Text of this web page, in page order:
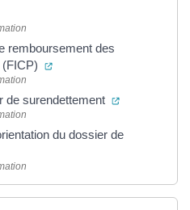
dans un nouvel onglet)
remboursement des
(ouverture dans un
de surendettement (ouverture
du dossier de
dans un nouvel onglet)